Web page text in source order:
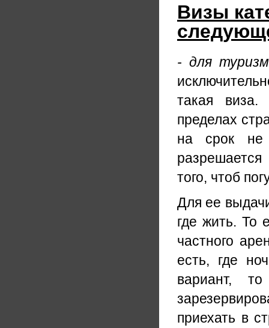
Визы
- для
такая
пределах
на срок не
разрешается
того, чтоб
Для ее
где жить. То
частного
есть, где
вариант,
приехать в